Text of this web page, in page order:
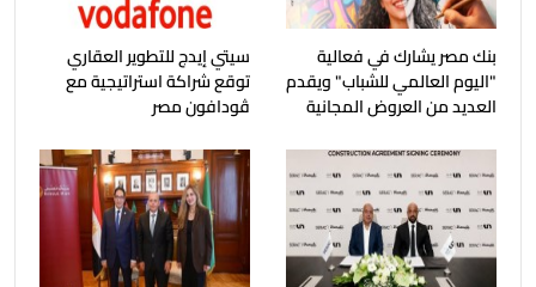
بنك مصر يشارك في فعالية
"اليوم العالمي للشباب" ويقدم
العديد من العروض المجانية
سيتي إيدج للتطوير العقاري
توقع شراكة استراتيجية مع
ڤودافون مصر